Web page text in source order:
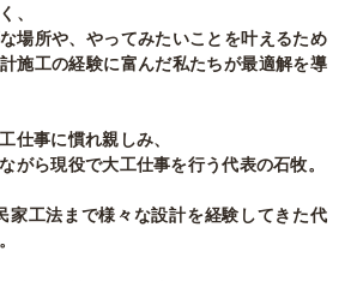
、
場所や、やってみたいことを叶えるため
施工の経験に富んだ私たちが最適解を導
仕事に慣れ親しみ、
がら現役で大工仕事を行う代表の石牧。
家工法まで様々な設計を経験してきた代